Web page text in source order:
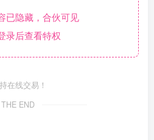
隐藏，合伙可见
后查看特权
在线交易！
THE END